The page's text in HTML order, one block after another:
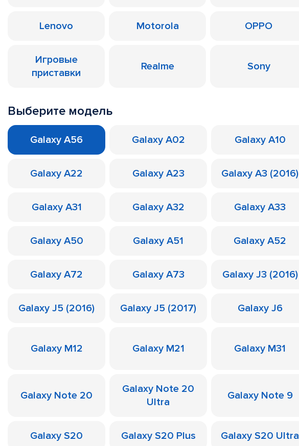
Lenovo Motorola OPPO
Игровые
приставки
Realme Sony
Выберите модель
Galaxy A56 Galaxy A02 Galaxy A10
Galaxy A22 Galaxy A23 Galaxy A3 (2016)
Galaxy A31 Galaxy A32 Galaxy A33
Galaxy A50 Galaxy A51 Galaxy A52
Galaxy A72 Galaxy A73 Galaxy J3 (2016)
Galaxy J5 (2016) Galaxy J5 (2017) Galaxy J6
Galaxy M12 Galaxy M21 Galaxy M31
Galaxy Note 20
Galaxy Note 20
Ultra
Galaxy Note 9
Galaxy S20 Galaxy S20 Plus Galaxy S20 Ultra